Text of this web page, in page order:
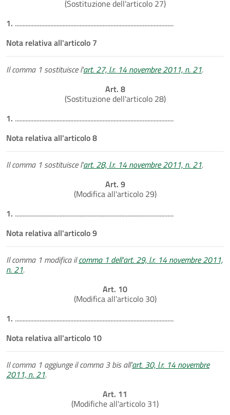
(Sostituzione dell'articolo 27)
1. .......................................................................................................
Nota relativa all'articolo 7
Il comma 1 sostituisce l'art. 27, l.r. 14 novembre 2011, n. 21.
Art. 8
(Sostituzione dell'articolo 28)
1. .......................................................................................................
Nota relativa all'articolo 8
Il comma 1 sostituisce l'art. 28, l.r. 14 novembre 2011, n. 21.
Art. 9
(Modifica all'articolo 29)
1. .......................................................................................................
Nota relativa all'articolo 9
Il comma 1 modifica ilcomma 1 dell'art. 29, l.r. 14 novembre 2011,
n. 21.
Art. 10
(Modifica all'articolo 30)
1. .......................................................................................................
Nota relativa all'articolo 10
Il comma 1 aggiunge il comma 3 bis all'art. 30, l.r. 14 novembre
2011, n. 21.
Art. 11
(Modifiche all'articolo 31)